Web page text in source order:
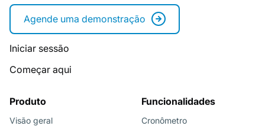
Agende uma demonstração
Iniciar sessão
Começar aqui
Produto
Visão geral
Funcionalidades
Cronômetro